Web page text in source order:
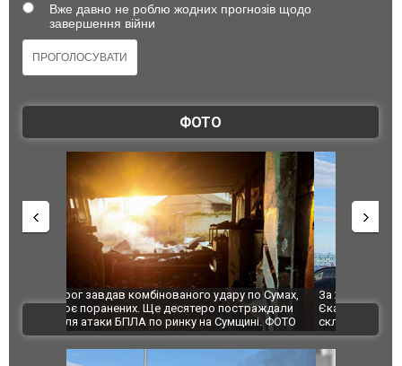
Вже давно не роблю жодних прогнозів щодо
завершення війни
ФОТО
За 2000 кілометрів від кордону з Україною: в
Єкатеринбурзі після атаки дронів загорівся
склад Wildberries. ФОТО. ВІДЕО
"Мої
ВІДЕО